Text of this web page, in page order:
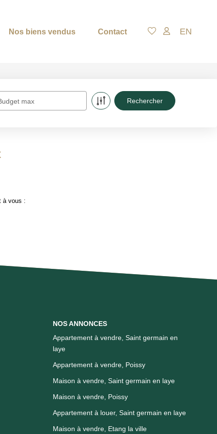
Nos biens vendus Contact EN
max
à vous :
NOS ANNONCES
Appartement à vendre, Saint germain en
laye
Appartement à vendre, Poissy
Maison à vendre, Saint germain en laye
Maison à vendre, Poissy
Appartement à louer, Saint germain en laye
Maison à vendre, Etang la ville